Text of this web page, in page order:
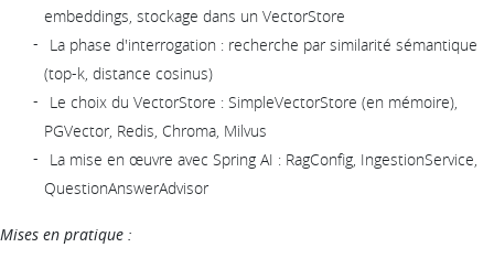
embeddings, stockage dans un VectorStore
La phase d'interrogation : recherche par similarité sémantique
(top-k, distance cosinus)
Le choix du VectorStore : SimpleVectorStore (en mémoire),
PGVector, Redis, Chroma, Milvus
La mise en œuvre avec Spring AI : RagConfig, IngestionService,
QuestionAnswerAdvisor
Mises en pratique :